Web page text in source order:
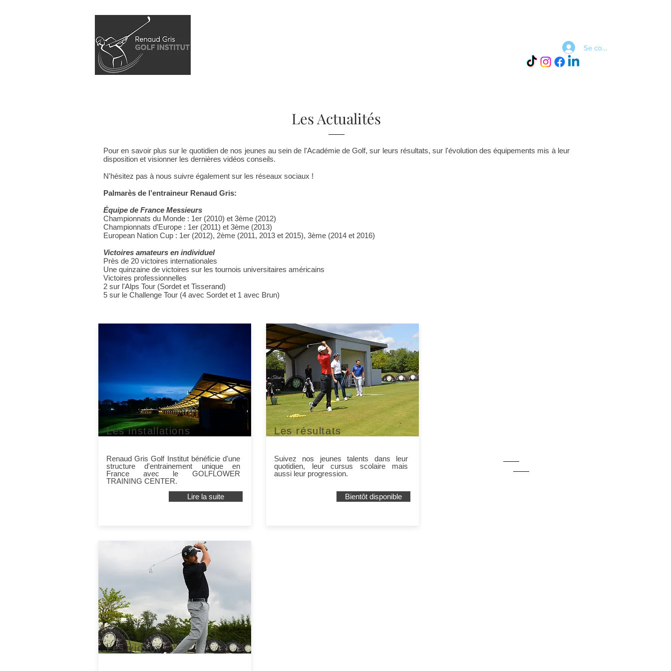
Se connecter
Les Actualités
Pour en savoir plus sur le quotidien de nos jeunes au sein de l'Académie de Golf, sur leurs résultats, sur l'évolution des équipements mis à leur
disposition et visionner les dernières vidéos conseils.
N'hésitez pas à nous suivre également sur les réseaux sociaux !
Palmarès de l’entraineur Renaud Gris:
Équipe de France Messieurs
Championnats du Monde : 1er (2010) et 3ème (2012)
Championnats d’Europe : 1er (2011) et 3ème (2013)
European Nation Cup : 1er (2012), 2ème (2011, 2013 et 2015), 3ème (2014 et 2016)
Victoires amateurs​ en individuel
Près de 20 victoires international​es
Une quinzaine de victoires sur les tournois universitaires américains
Victoires professionnelles​
2 sur l'Alps Tour (Sordet et Tisserand)​
5 sur le Challenge Tour (4 avec Sordet et 1 avec Brun)
L'Académie
L'Académie
L'Académie
Les installations
Renaud Gris Golf Institut bénéficie d'une
structure d'entrainement unique en
France avec le GOLFLOWER
TRAINING CENTER.
Lire la suite
Les résultats
Suivez nos jeunes talents dans leur
quotidien, leur cursus scolaire mais
aussi leur progression.
Bientôt disponible
Les vidéos